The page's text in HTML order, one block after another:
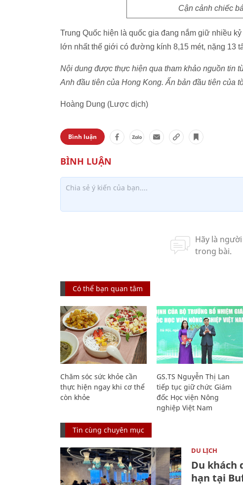
Cận cảnh chiếc
Trung Quốc hiện là quốc gia đang nắm giữ nhiều
lớn nhất thế giới có đường kính 8,15 mét, nặng 13
Nội dung được thực hiện qua tham khảo nguồn tin
Anh đầu tiên của Hong Kong. Ấn bản đầu tiên của
Hoàng Dung (Lược dịch)
Bình luận
Có thể bạn quan tâm
Chăm sóc sức khỏe cần
thực hiện ngay khi cơ thể
còn khỏe
GS.TS Nguyễn Thị Lan
tiếp tục giữ chức Giám
đốc Học viện Nông
nghiệp Việt Nam
Tin cùng chuyên mục
DU LỊCH
Du khách
hạn tại